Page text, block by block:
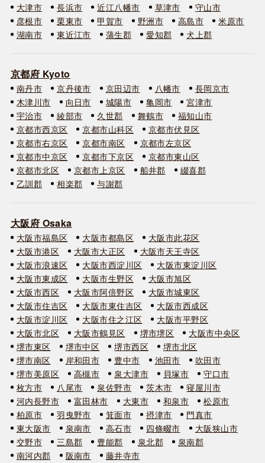
大津市 長浜市 近江八幡市 草津市
守山市
彦根市
栗東市 甲賀市 野洲市 高島市
米原市
湖南市
東近江市 蒲生郡 愛知郡 犬上郡
京都府 Kyoto
南丹市 京丹後市 京田辺市 八幡市
長岡京市
木津川市
向日市 城陽市 亀岡市
宮津市
宇治市
綾部市 久世郡 舞鶴市
福知山市
京都市西京区
京都市山科区
京都市伏見区
京都市右京区
京都市南区
京都市左京区
京都市中京区
京都市下京区
京都市東山区
京都市北区
京都市上京区 船井郡
綴喜郡
乙訓郡
相楽郡 与謝郡
大阪府 Osaka
大阪市福島区 大阪市都島区
大阪市此花区
大阪市港区
大阪市大正区
大阪市天王寺区
大阪市浪速区
大阪市西淀川区
大阪市東淀川区
大阪市東成区
大阪市生野区
大阪市旭区
大阪市西区
大阪市阿倍野区
大阪市城東区
大阪市住吉区
大阪市東住吉区
大阪市西成区
大阪市淀川区
大阪市住之江区
大阪市平野区
大阪市北区
大阪市鶴見区 堺市堺区
大阪市中央区
堺市東区
堺市中区 堺市西区
堺市北区
堺市南区
岸和田市 豊中市 池田市
吹田市
堺市美原区
高槻市 泉大津市 貝塚市
守口市
枚方市
八尾市 泉佐野市 茨木市
寝屋川市
河内長野市
富田林市 大東市 和泉市
松原市
柏原市
羽曳野市 箕面市 摂津市
門真市
東大阪市
泉南市 高石市 四條畷市
大阪狭山市
交野市
三島郡 豊能郡 泉北郡
泉南郡
南河内郡
阪南市 藤井寺市